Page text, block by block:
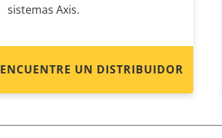
sistemas Axis.
ENCUENTRE UN DISTRIBUIDOR